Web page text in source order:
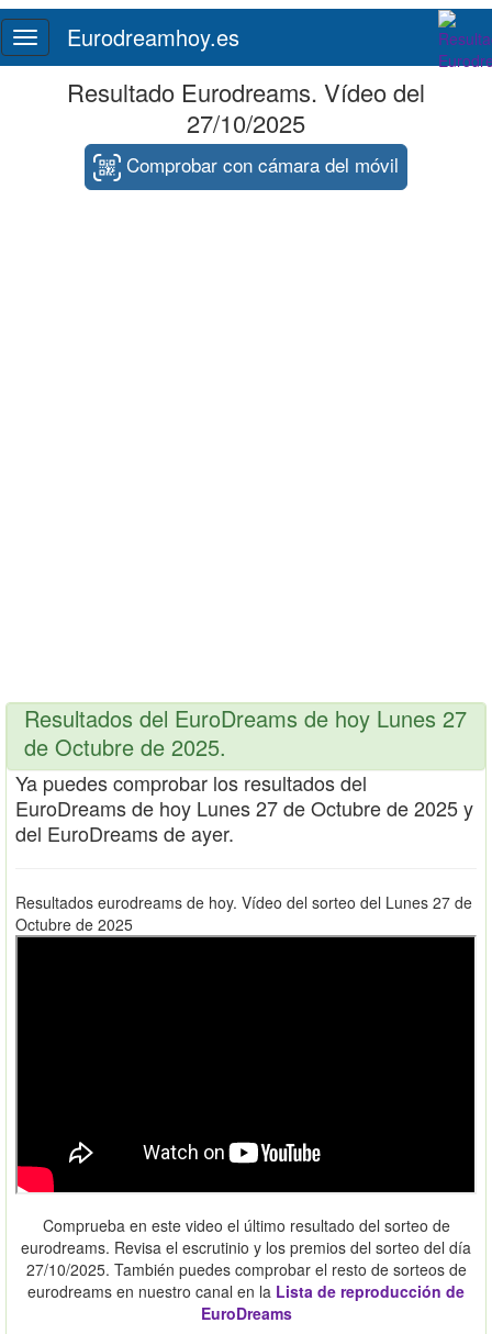
Toggle
navigation
Eurodreamhoy.es
Resultado Eurodreams. Vídeo del
27/10/2025
Comprobar con cámara del móvil
Resultados del EuroDreams de hoy Lunes 27
de Octubre de 2025.
Ya puedes comprobar los resultados del
EuroDreams de hoy Lunes 27 de Octubre de 2025 y
del EuroDreams de ayer.
Resultados eurodreams de hoy. Vídeo del sorteo del Lunes 27 de
Octubre de 2025
Comprueba en este video el último resultado del sorteo de
eurodreams. Revisa el escrutinio y los premios del sorteo del día
27/10/2025. También puedes comprobar el resto de sorteos de
eurodreams en nuestro canal en la Lista de reproducción de
EuroDreams